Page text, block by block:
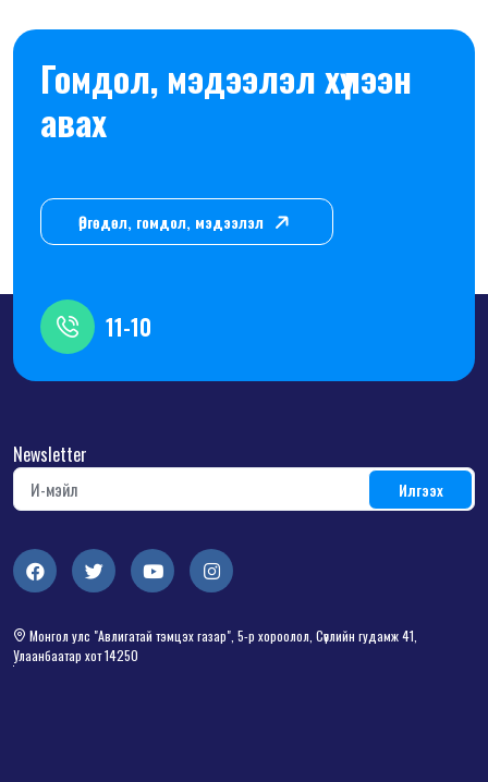
Гомдол, мэдээлэл хүлээн
авах
Өргөдөл, гомдол, мэдээлэл
11-10
Newsletter
Монгол улс "Авлигатай тэмцэх газар", 5-р хороолол, Сөүлийн гудамж 41,
Улаанбаатар хот 14250